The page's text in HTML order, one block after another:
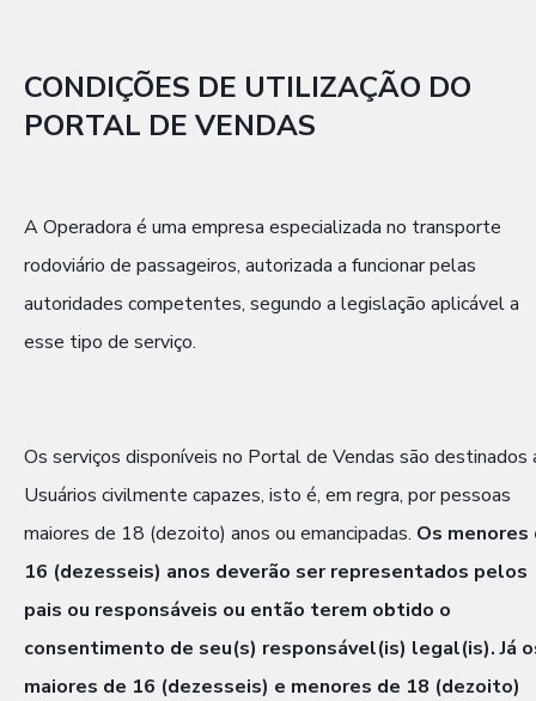
CONDIÇÕES DE UTILIZAÇÃO DO
PORTAL DE VENDAS
A Operadora é uma empresa especializada no transporte
rodoviário de passageiros, autorizada a funcionar pelas
autoridades competentes, segundo a legislação aplicável a
esse tipo de serviço.
Os serviços disponíveis no Portal de Vendas são destinados
Usuários civilmente capazes, isto é, em regra, por pessoas
maiores de 18 (dezoito) anos ou emancipadas. Os menores
16 (dezesseis) anos deverão ser representados pelos
pais ou responsáveis ou então terem obtido o
consentimento de seu(s) responsável(is) legal(is). Já
maiores de 16 (dezesseis) e menores de 18 (dezoito)